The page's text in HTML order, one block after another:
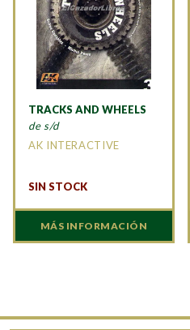
TRACKS AND WHEELS
de s/d
AK INTERACTIVE
SIN STOCK
MÁS INFORMACIÓN